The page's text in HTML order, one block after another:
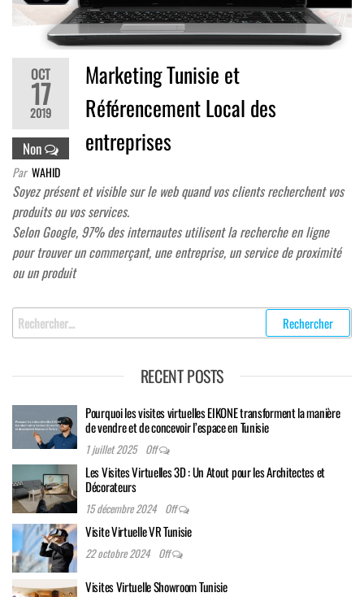
OCT
17
2019
Non
Marketing Tunisie et
Référencement Local des
entreprises
Par WAHID
Soyez présent et visible sur le web quand vos clients recherchent vos
produits ou vos services.
Selon Google, 97% des internautes utilisent la recherche en ligne
pour trouver un commerçant, une entreprise, un service de proximité
ou un produit
Rechercher
:
RECENT POSTS
Pourquoi les visites virtuelles EIKONE transforment la manière
de vendre et de concevoir l’espace en Tunisie
1 juillet 2025 Off
Les Visites Virtuelles 3D : Un Atout pour les Architectes et
Décorateurs
15 décembre 2024 Off
Visite Virtuelle VR Tunisie
22 octobre 2024 Off
Visites Virtuelle Showroom Tunisie